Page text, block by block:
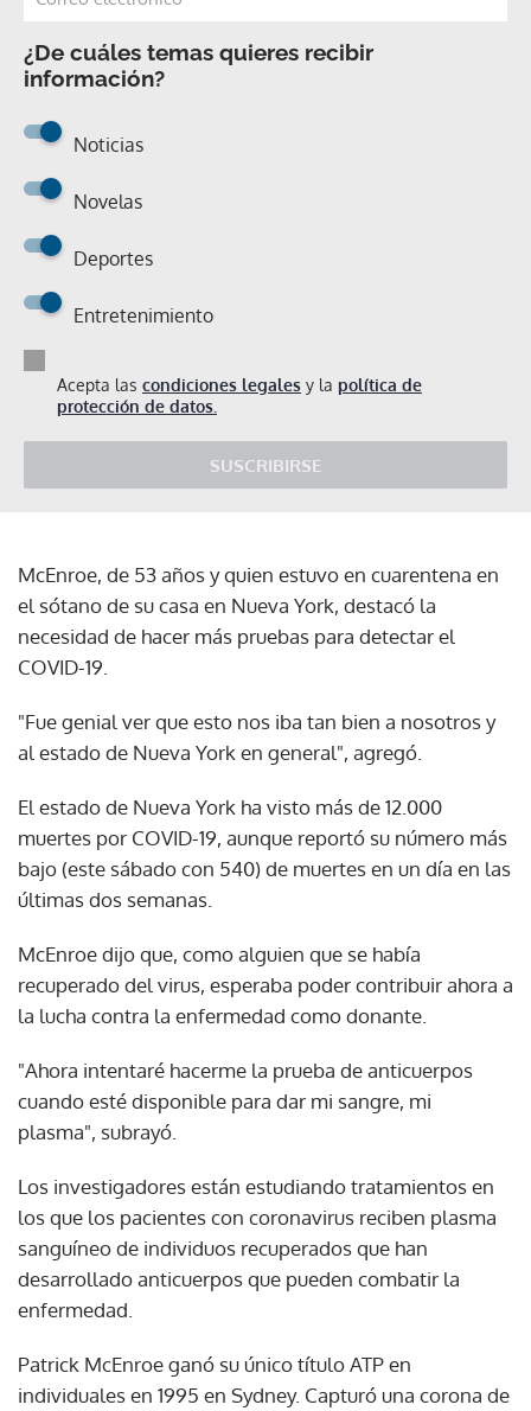
¿De cuáles temas quieres recibir
información?
Noticias
Novelas
Deportes
Entretenimiento
Acepta las condiciones legales y la política de
protección de datos.
SUSCRIBIRSE
McEnroe, de 53 años y quien estuvo en cuarentena en
el sótano de su casa en Nueva York, destacó la
necesidad de hacer más pruebas para detectar el
COVID-19.
"Fue genial ver que esto nos iba tan bien a nosotros y
al estado de Nueva York en general", agregó.
El estado de Nueva York ha visto más de 12.000
muertes por COVID-19, aunque reportó su número más
bajo (este sábado con 540) de muertes en un día en las
últimas dos semanas.
McEnroe dijo que, como alguien que se había
recuperado del virus, esperaba poder contribuir ahora a
la lucha contra la enfermedad como donante.
"Ahora intentaré hacerme la prueba de anticuerpos
cuando esté disponible para dar mi sangre, mi
plasma", subrayó.
Los investigadores están estudiando tratamientos en
los que los pacientes con coronavirus reciben plasma
sanguíneo de individuos recuperados que han
desarrollado anticuerpos que pueden combatir la
enfermedad.
Patrick McEnroe ganó su único título ATP en
individuales en 1995 en Sydney. Capturó una corona de